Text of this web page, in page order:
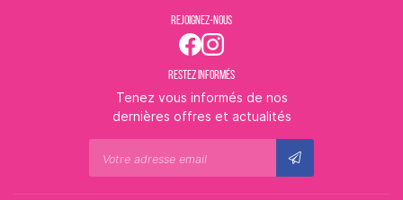
REJOIGNEZ-NOUS
RESTEZ INFORMÉS
Tenez vous informés de nos
dernières offres et actualités